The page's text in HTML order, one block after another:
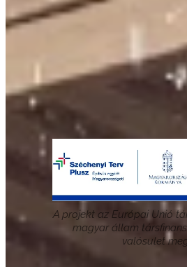
A projekt az Európai Unió
magyar állam
valósulet